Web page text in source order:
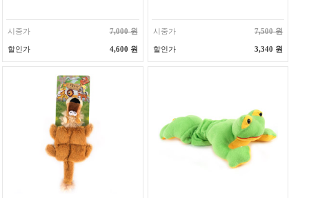
시중가 7,000 원
할인가 4,600 원
시중가 7,500 원
할인가 3,340 원